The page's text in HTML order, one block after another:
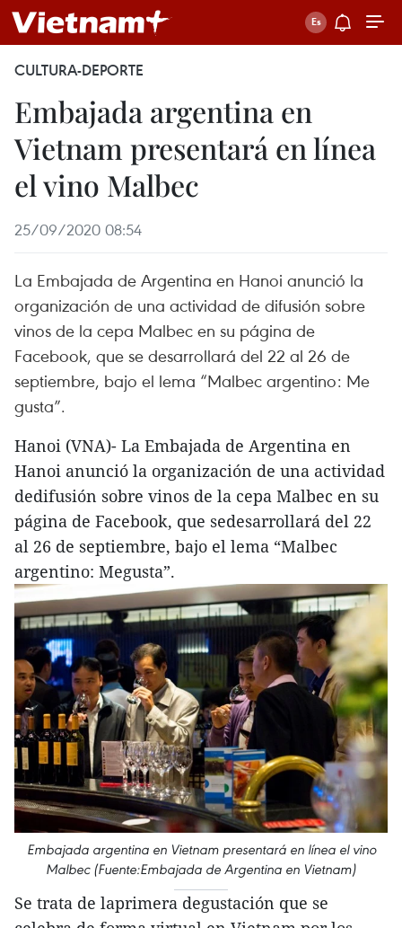
CULTURA-DEPORTE
Embajada argentina en
Vietnam presentará en línea
el vino Malbec
25/09/2020 08:54
La Embajada de Argentina en Hanoi anunció la
organización de una actividad de difusión sobre
vinos de la cepa Malbec en su página de
Facebook, que se desarrollará del 22 al 26 de
septiembre, bajo el lema “Malbec argentino: Me
gusta”.
Hanoi (VNA)- La Embajada de Argentina en
Hanoi anunció la organización de una actividad
dedifusión sobre vinos de la cepa Malbec en su
página de Facebook, que sedesarrollará del 22
al 26 de septiembre, bajo el lema “Malbec
argentino: Megusta”.
Embajada argentina en Vietnam presentará en línea el vino
Malbec (Fuente:Embajada de Argentina en Vietnam)
Se trata de laprimera degustación que se